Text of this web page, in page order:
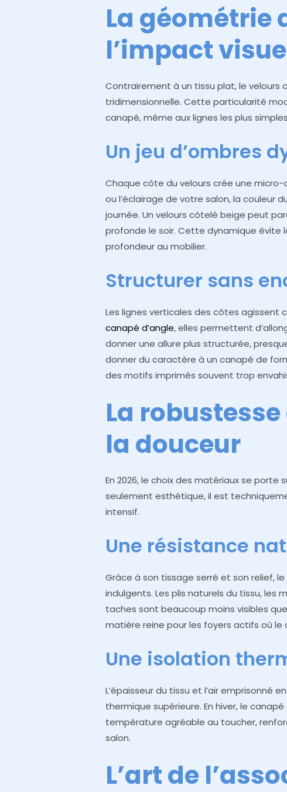
La géométrie
l’impact
Contrairement à un tissu plat, le velours
tridimensionnelle. Cette particularité
canapé, même aux lignes les plus
Un jeu d’ombres
Chaque côte du velours crée une micro-
ou l’éclairage de votre salon, la couleur
journée. Un velours côtelé beige peut
profonde le soir. Cette dynamique évite
profondeur au mobilier.
Structurer sans
Les lignes verticales des côtes agissent
canapé d’angle, elles permettent
donner une allure plus structurée,
donner du caractère à un canapé de
des motifs imprimés souvent trop
La
la douceur
En 2026, le choix des matériaux se porte
seulement esthétique, il est
intensif.
Une résistance
Grâce à son tissage serré et son relief,
indulgents. Les plis naturels du tissu, les
taches sont beaucoup moins visibles que
matière reine pour les foyers actifs où le
Une isolation
L’épaisseur du tissu et l’air emprisonné
thermique supérieure. En hiver, le
température agréable au toucher,
salon.
L’art de